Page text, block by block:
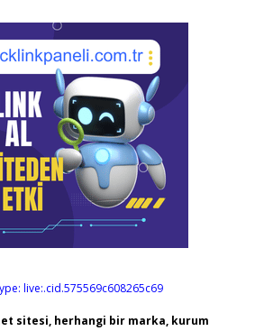
live:.cid.575569c608265c69
sitesi, herhangi bir marka, kurum